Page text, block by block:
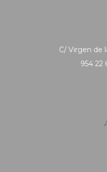
C/ Virgen de
954 22